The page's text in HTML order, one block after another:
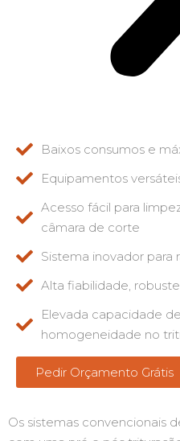
Baixos consumos e
Equipamentos
Acesso fácil para
câmara de corte
Sistema inovador para
Alta fiabilidade,
Elevada capacidade
homogeneidade no
Pedir Orçamento Grátis
Os sistemas convencionais